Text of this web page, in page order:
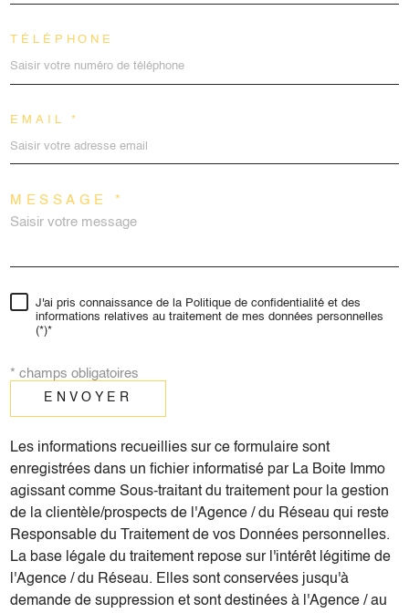
TÉLÉPHONE
EMAIL *
MESSAGE *
J'ai pris connaissance de la Politique de confidentialité et des
informations relatives au traitement de mes données personnelles
(*)*
* champs obligatoires
ENVOYER
Les informations recueillies sur ce formulaire sont
enregistrées dans un fichier informatisé par La Boite Immo
agissant comme Sous-traitant du traitement pour la gestion
de la clientèle/prospects de l'Agence / du Réseau qui reste
Responsable du Traitement de vos Données personnelles.
La base légale du traitement repose sur l'intérêt légitime de
l'Agence / du Réseau. Elles sont conservées jusqu'à
demande de suppression et sont destinées à l'Agence / au